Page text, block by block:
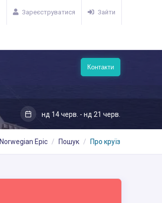
Зареєструватися Зайти
Контакти
нд 14 черв. - нд 21 черв.
Norwegian Epic Пошук Про круїз